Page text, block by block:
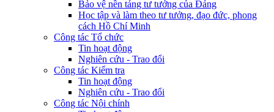
Bảo vệ nền tảng tư tưởng của Đảng
Học tập và làm theo tư tưởng, đạo đức, phong
cách Hồ Chí Minh
Công tác Tổ chức
Tin hoạt động
Nghiên cứu - Trao đổi
Công tác Kiểm tra
Tin hoạt động
Nghiên cứu - Trao đổi
Công tác Nội chính